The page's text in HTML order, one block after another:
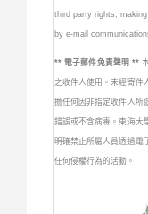
third party rights,
by e-mail
** 電子郵件免責聲明 **
之收件人使用。未經寄件
擔任何因非指定收件人所
錯誤或不含病毒。東海大
明確禁止所屬人員透過電
任何侵權行為的活動。